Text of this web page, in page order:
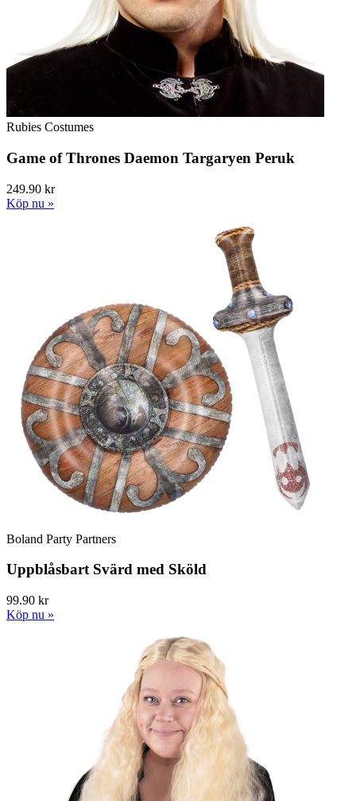
Rubies Costumes
Game of Thrones Daemon Targaryen Peruk
249.90 kr
Köp nu »
Boland Party Partners
Uppblåsbart Svärd med Sköld
99.90 kr
Köp nu »